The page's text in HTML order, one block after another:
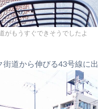
がもうすぐできそうでしたよ
街道から伸びる43号線に出